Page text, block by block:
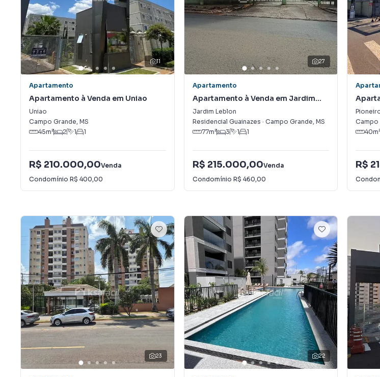
11
Apartamento
Apartamento à Venda em Uniao
Uniao
Campo Grande, MS
45m² 2 1 1
R$ 210.000,00Venda
Condomínio R$ 400,00
27
Apartamento
Apartamento à Venda em Jardim
Leblon
Jardim Leblon
Residencial Guainazes · Campo Grande, MS
77m² 3 1 1
R$ 215.000,00Venda
Condomínio R$ 460,00
Campo
40m²
R$
23 22